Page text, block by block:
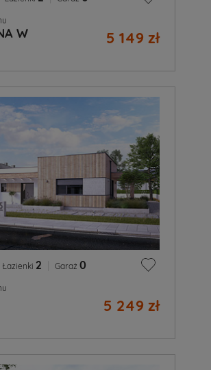
W 5 149 zł
Łazienki 2 Garaż 0
5 249 zł